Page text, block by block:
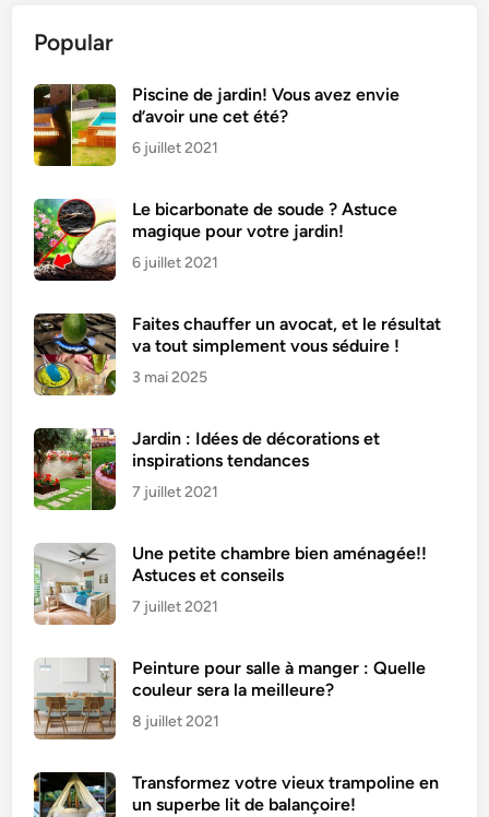
e
n
e
r
e
e
t
t
t
r
a
i
t
i
o
n
n
e
l
e
Popular
Piscine de jardin! Vous avez envie
d’avoir une cet été?
6 juillet 2021
Le bicarbonate de soude ? Astuce
magique pour votre jardin!
6 juillet 2021
Faites chauffer un avocat, et le résultat
va tout simplement vous séduire !
3 mai 2025
Jardin : Idées de décorations et
inspirations tendances
7 juillet 2021
Une petite chambre bien aménagée!!
Astuces et conseils
7 juillet 2021
Peinture pour salle à manger : Quelle
couleur sera la meilleure?
8 juillet 2021
Transformez votre vieux trampoline en
un superbe lit de balançoire!